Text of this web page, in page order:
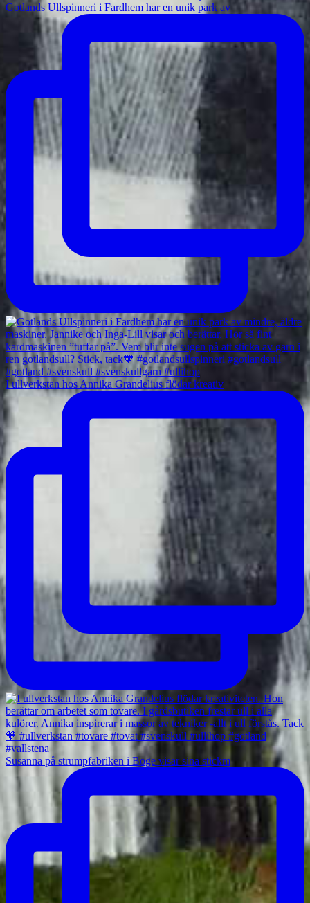
Gotlands Ullspinneri i Fardhem har en unik park av
I ullverkstan hos Annika Grandelius flödar kreativ
Susanna på strumpfabriken i Boge visar sina stickm